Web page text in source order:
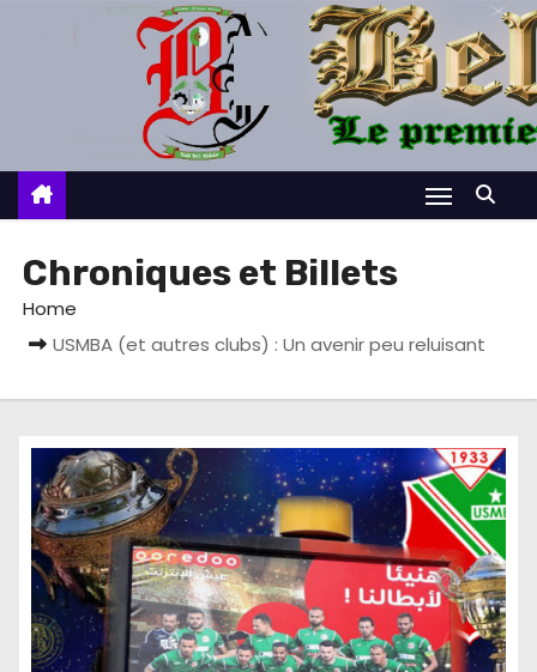
c
Chroniques et Billets
Home
USMBA (et autres clubs) : Un avenir peu reluisant